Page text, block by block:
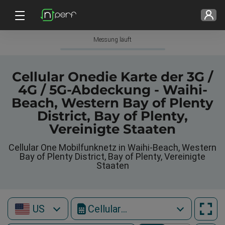
Messung läuft
Cellular Onedie Karte der 3G /
4G / 5G-Abdeckung - Waihi-
Beach, Western Bay of Plenty
District, Bay of Plenty,
Vereinigte Staaten
Cellular One Mobilfunknetz in Waihi-Beach, Western
Bay of Plenty District, Bay of Plenty, Vereinigte
Staaten
US Cellular One